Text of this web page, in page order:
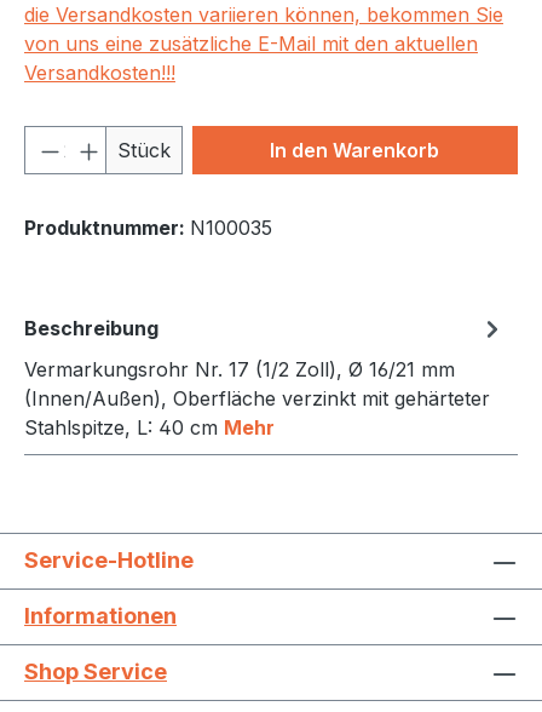
die Versandkosten variieren können, bekommen Sie
von uns eine zusätzliche E-Mail mit den aktuellen
Versandkosten!!!
Produkt Anzahl: Gib den
Stück In den Warenkorb
Produktnummer: N100035
Beschreibung
Vermarkungsrohr Nr. 17 (1/2 Zoll), Ø 16/21 mm
(Innen/Außen), Oberfläche verzinkt mit gehärteter
Stahlspitze, L: 40 cm Mehr
Service-Hotline
Informationen
Shop Service